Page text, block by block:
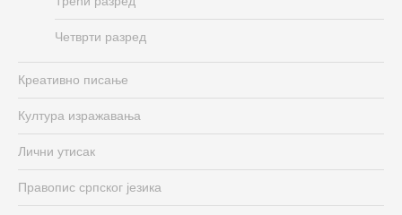
Четврти разред
Креативно писање
Култура изражавања
Лични утисак
Правопис српског језика